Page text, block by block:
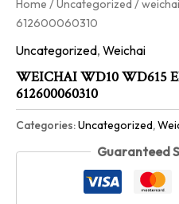
Home /Uncategorized /
612600060310
Uncategorized, Weichai
WEICHAI WD10 WD615
612600060310
Categories:Uncategorized,
Guaranteed